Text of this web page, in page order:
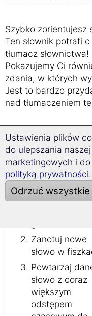
Szybko zorientujesz
Ten słownik potrafi
tłumacz słownictwa!
Pokazujemy Ci
zdania, w których
Jest to bardzo
nad tłumaczeniem
Nasze 3 złote
Jak opanować
szybko i
Wymawiaj
Zanotuj nowe
słowo w
Powtarzaj
słowo z coraz
większym
odstępem
Ustawienia plików
do ulepszania
marketingowych i
polityką prywatności.
Odrzuć wszystkie